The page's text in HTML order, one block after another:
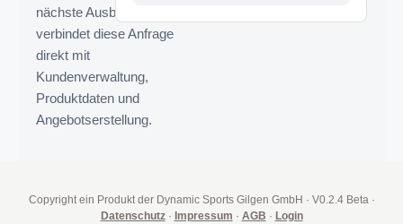
nächste Ausbaustufe
verbindet diese Anfrage
direkt mit
Kundenverwaltung,
Produktdaten und
Angebotserstellung.
Copyright ein Produkt der Dynamic Sports Gilgen GmbH · V0.2.4 Beta·
Datenschutz· Impressum · AGB · Login